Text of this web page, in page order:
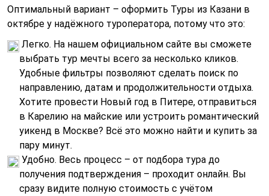
Оптимальный вариант – оформить Туры из Казани в
октябре у надёжного туроператора, потому что это:
Легко. На нашем официальном сайте вы сможете
выбрать тур мечты всего за несколько кликов.
Удобные фильтры позволяют сделать поиск по
направлению, датам и продолжительности отдыха.
Хотите провести Новый год в Питере, отправиться
в Карелию на майские или устроить романтический
уикенд в Москве? Всё это можно найти и купить за
пару минут.
Удобно. Весь процесс – от подбора тура до
получения подтверждения – проходит онлайн. Вы
сразу видите полную стоимость с учётом